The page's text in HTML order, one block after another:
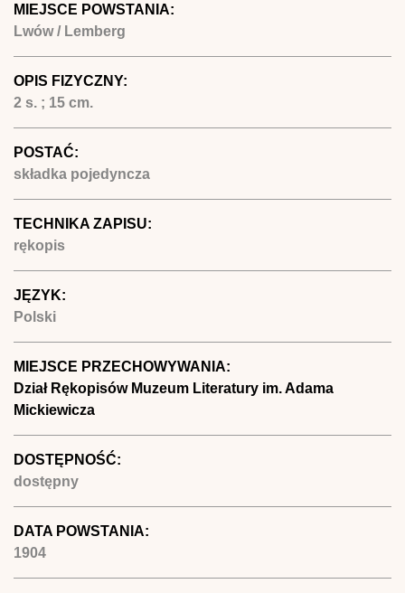
MIEJSCE POWSTANIA:
Lwów / Lemberg
OPIS FIZYCZNY:
2 s. ; 15 cm.
POSTAĆ:
składka pojedyncza
TECHNIKA ZAPISU:
rękopis
JĘZYK:
Polski
MIEJSCE PRZECHOWYWANIA:
Dział Rękopisów Muzeum Literatury im. Adama
Mickiewicza
DOSTĘPNOŚĆ:
dostępny
DATA POWSTANIA:
1904